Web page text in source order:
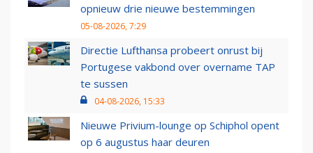
opnieuw drie nieuwe bestemmingen
05-08-2026, 7:29
Directie Lufthansa probeert onrust bij
Portugese vakbond over overname TAP
te sussen
04-08-2026, 15:33
Nieuwe Privium-lounge op Schiphol opent
op 6 augustus haar deuren